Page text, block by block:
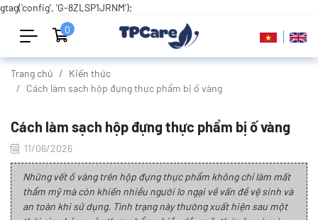
gtag('config', 'G-8ZLSP1JRNM');
0
Trang chủ
Kiến thức
Cách làm sạch hộp đựng thực phẩm bị ố vàng
Cách làm sạch hộp đựng thực phẩm bị ố vàng
11/06/2026
Những vết ố vàng trên hộp đựng thực phẩm không chỉ làm mất
thẩm mỹ mà còn khiến nhiều người lo ngại về vấn đề vệ sinh và
an toàn khi sử dụng. Tình trạng này thường xuất hiện sau một